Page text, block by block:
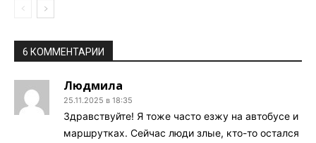
6 КОММЕНТАРИИ
Людмила
25.11.2025 в 18:35
Здравствуйте! Я тоже часто езжу на автобусе и
маршрутках. Сейчас люди злые, кто-то остался